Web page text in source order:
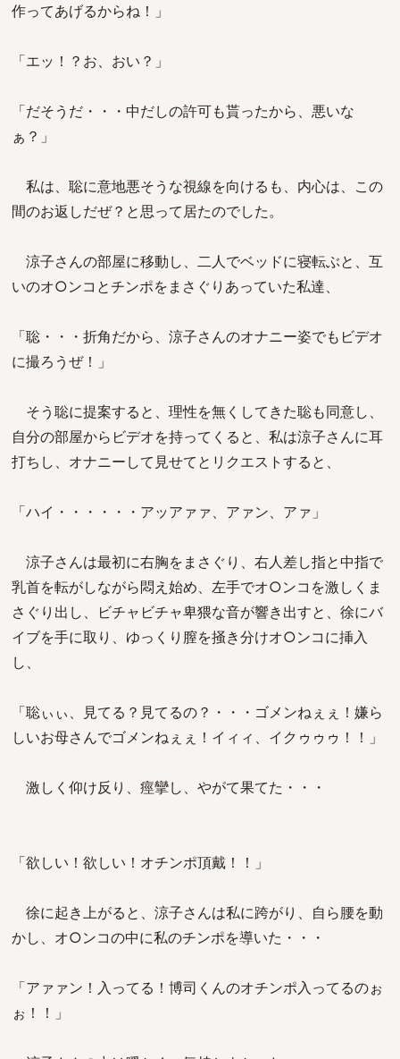
作ってあげるからね！」
「エッ！？お、おい？」
「だそうだ・・・中だしの許可も貰ったから、悪いな
ぁ？」
私は、聡に意地悪そうな視線を向けるも、内心は、この
間のお返しだぜ？と思って居たのでした。
涼子さんの部屋に移動し、二人でベッドに寝転ぶと、互
いのオ○ンコとチンポをまさぐりあっていた私達、
「聡・・・折角だから、涼子さんのオナニー姿でもビデオ
に撮ろうぜ！」
そう聡に提案すると、理性を無くしてきた聡も同意し、
自分の部屋からビデオを持ってくると、私は涼子さんに耳
打ちし、オナニーして見せてとリクエストすると、
「ハイ・・・・・・アッアァァ、アァン、アァ」
涼子さんは最初に右胸をまさぐり、右人差し指と中指で
乳首を転がしながら悶え始め、左手でオ○ンコを激しくま
さぐり出し、ビチャビチャ卑猥な音が響き出すと、徐にバ
イブを手に取り、ゆっくり膣を掻き分けオ○ンコに挿入
し、
「聡ぃぃ、見てる？見てるの？・・・ゴメンねぇぇ！嫌ら
しいお母さんでゴメンねぇぇ！イィィ、イクゥゥゥ！！」
激しく仰け反り、痙攣し、やがて果てた・・・
「欲しい！欲しい！オチンポ頂戴！！」
徐に起き上がると、涼子さんは私に跨がり、自ら腰を動
かし、オ○ンコの中に私のチンポを導いた・・・
「アァァン！入ってる！博司くんのオチンポ入ってるのぉ
ぉ！！」